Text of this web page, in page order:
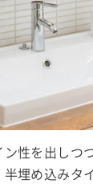
性を出しつ
埋め込みタ